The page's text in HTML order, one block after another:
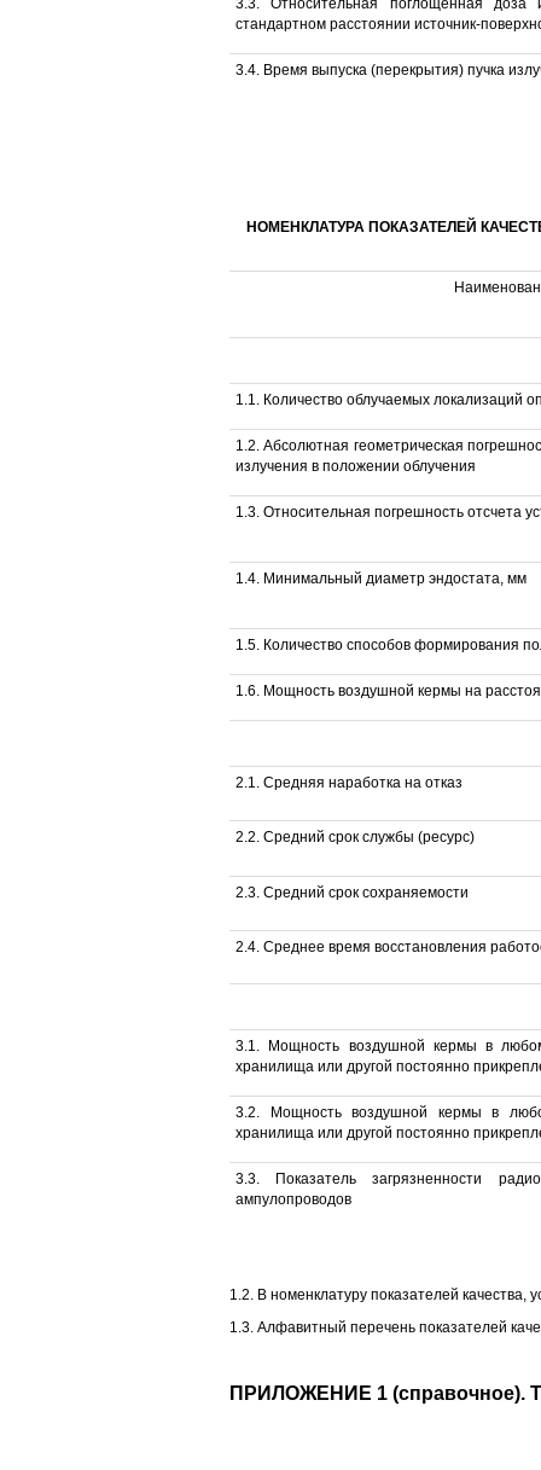
3.3. Относительная поглощенная доза
стандартном расстоянии источник-
3.4. Время выпуска (перекрытия) пучка
НОМЕНКЛАТУРА ПОКАЗАТЕЛЕЙ
1.1. Количество облучаемых локализаций
1.2. Абсолютная геометрическая
излучения в положении облучения
1.3. Относительная погрешность отсчета
1.4. Минимальный диаметр эндостата, мм
1.5. Количество способов формирования
1.6. Мощность воздушной кермы на
2.1. Средняя наработка на отказ
2.2. Средний срок службы (ресурс)
2.3. Средний срок сохраняемости
2.4. Среднее время восстановления
3.1. Мощность воздушной кермы в
хранилища или другой постоянно
3.2. Мощность воздушной кермы в
хранилища или другой постоянно
3.3. Показатель загрязненности
ампулопроводов
1.2. В номенклатуру показателей
1.3. Алфавитный перечень показателей
ПРИЛОЖЕНИЕ 1